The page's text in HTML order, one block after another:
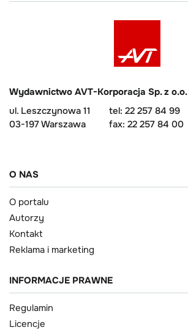
Wydawnictwo AVT-Korporacja Sp. z o.o.
ul. Leszczynowa 11
03-197 Warszawa
tel: 22 257 84 99
fax: 22 257 84 00
O NAS
O portalu
Autorzy
Kontakt
Reklama i marketing
INFORMACJE PRAWNE
Regulamin
Licencje